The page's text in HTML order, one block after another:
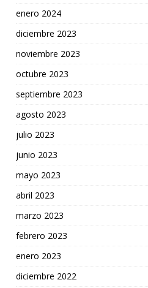
enero 2024
diciembre 2023
noviembre 2023
octubre 2023
septiembre 2023
agosto 2023
julio 2023
junio 2023
mayo 2023
abril 2023
marzo 2023
febrero 2023
enero 2023
diciembre 2022